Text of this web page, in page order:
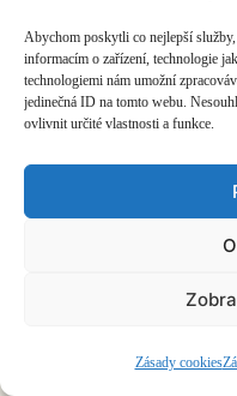
Abychom poskytli co nejlepší
informacím o zařízení, technologie
technologiemi nám umožní
jedinečná ID na tomto webu.
ovlivnit určité vlastnosti a funkce.
Zásady cookies
©2026 HISvoice –